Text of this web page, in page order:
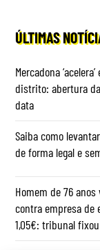
ÚLTIMAS
Mercadona
distrito: abertura
data
Saiba como
de forma legal e
Homem de 76
contra empresa de
1,05€: tribunal